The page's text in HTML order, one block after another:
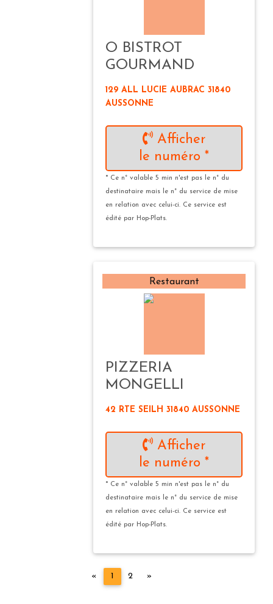
O BISTROT
GOURMAND
129 ALL LUCIE AUBRAC 31840
AUSSONNE
Afficher
le numéro *
* Ce n° valable 5 min n'est pas le n° du
destinataire mais le n° du service de mise
en relation avec celui-ci. Ce service est
édité par Hop-Plats.
Restaurant
PIZZERIA
MONGELLI
42 RTE SEILH 31840 AUSSONNE
Afficher
le numéro *
* Ce n° valable 5 min n'est pas le n° du
destinataire mais le n° du service de mise
en relation avec celui-ci. Ce service est
édité par Hop-Plats.
« Précédent
1 2 »